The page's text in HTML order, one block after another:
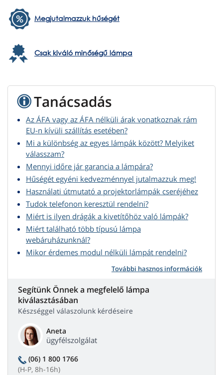
Megjutalmazzuk hűségét
Csak kiváló minőségű lámpa
Tanácsadás
Az ÁFA vagy az ÁFA nélküli árak vonatkoznak rám
EU-n kívüli szállítás esetében?
Mi a különbség az egyes lámpák között? Melyiket
válasszam?
Mennyi időre jár garancia a lámpára?
Hűségét egyéni kedvezménnyel jutalmazzuk meg!
Használati útmutató a projektorlámpák cseréjéhez
Tudok telefonon keresztül rendelni?
Miért is ilyen drágák a kivetítőhöz való lámpák?
Miért található több típusú lámpa
webáruházunknál?
Mikor érdemes modul nélküli lámpát rendelni?
További hasznos információk
Segítünk Önnek a megfelelő lámpa
kiválasztásában
Készséggel válaszolunk kérdéseire
Aneta
ügyfélszolgálat
(06) 1 800 1766
(H-P, 8h-16h)